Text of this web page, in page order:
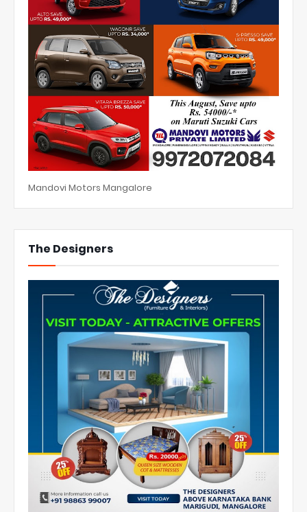
Mandovi Motors Mangalore
The Designers